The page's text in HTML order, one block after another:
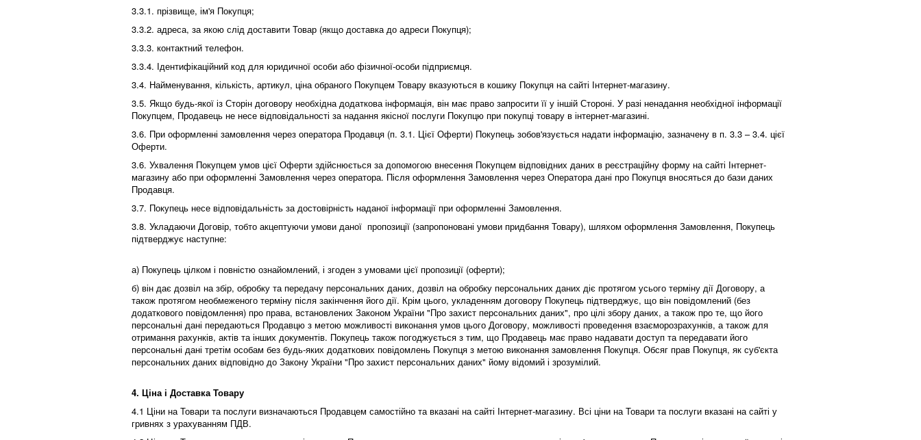
3.3.1. прізвище, ім'я Покупця;
3.3.2. адреса, за якою слід доставити Товар (якщо доставка до адреси Покупця);
3.3.3. контактний телефон.
3.3.4. Ідентифікаційний код для юридичної особи або фізичної-особи підприємця.
3.4. Найменування, кількість, артикул, ціна обраного Покупцем Товару вказуються в кошику Покупця на сайті Інтернет-магазину.
3.5. Якщо будь-якої із Сторін договору необхідна додаткова інформація, він має право запросити її у іншій Стороні. У разі ненадання необхідної інформації
Покупцем, Продавець не несе відповідальності за надання якісної послуги Покупцю при покупці товару в інтернет-магазині.
3.6. При оформленні замовлення через оператора Продавця (п. 3.1. Цієї Оферти) Покупець зобов'язується надати інформацію, зазначену в п. 3.3 – 3.4. цієї
Оферти.
3.6. Ухвалення Покупцем умов цієї Оферти здійснюється за допомогою внесення Покупцем відповідних даних в реєстраційну форму на сайті Інтернет-
магазину або при оформленні Замовлення через оператора. Після оформлення Замовлення через Оператора дані про Покупця вносяться до бази даних
Продавця.
3.7. Покупець несе відповідальність за достовірність наданої інформації при оформленні Замовлення.
3.8. Укладаючи Договір, тобто акцептуючи умови даної пропозиції (запропоновані умови придбання Товару), шляхом оформлення Замовлення, Покупець
підтверджує наступне:
а) Покупець цілком і повністю ознайомлений, і згоден з умовами цієї пропозиції (оферти);
б) він дає дозвіл на збір, обробку та передачу персональних даних, дозвіл на обробку персональних даних діє протягом усього терміну дії Договору, а
також протягом необмеженого терміну після закінчення його дії. Крім цього, укладенням договору Покупець підтверджує, що він повідомлений (без
додаткового повідомлення) про права, встановлених Законом України "Про захист персональних даних", про цілі збору даних, а також про те, що його
персональні дані передаються Продавцю з метою можливості виконання умов цього Договору, можливості проведення взаєморозрахунків, а також для
отримання рахунків, актів та інших документів. Покупець також погоджується з тим, що Продавець має право надавати доступ та передавати його
персональні дані третім особам без будь-яких додаткових повідомлень Покупця з метою виконання замовлення Покупця. Обсяг прав Покупця, як суб'єкта
персональних даних відповідно до Закону України "Про захист персональних даних" йому відомий і зрозумілий.
4. Ціна і Доставка Товару
4.1 Ціни на Товари та послуги визначаються Продавцем самостійно та вказані на сайті Інтернет-магазину. Всі ціни на Товари та послуги вказані на сайті у
гривнях з урахуванням ПДВ.